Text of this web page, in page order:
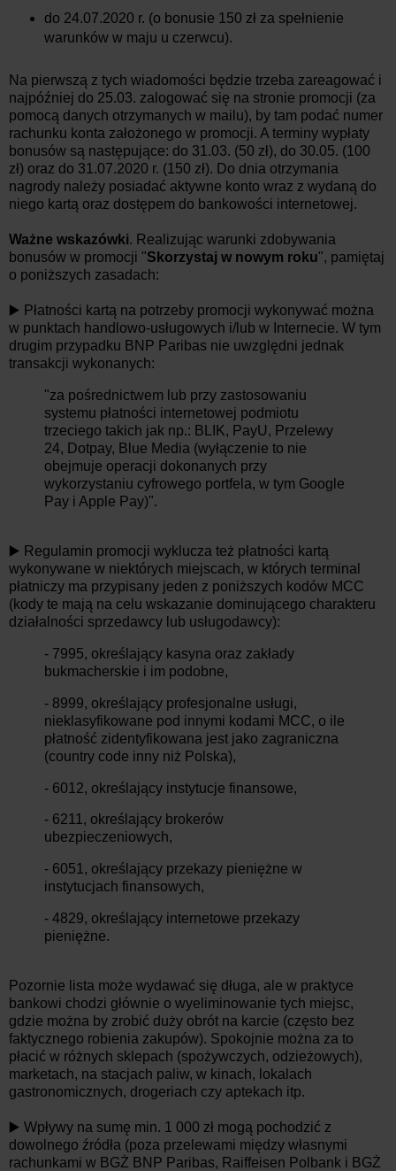
do 24.07.2020 r. (o bonusie 150 zł za spełnienie
warunków w maju u czerwcu).
Na pierwszą z tych wiadomości będzie trzeba zareagować i
najpóźniej do 25.03. zalogować się na stronie promocji (za
pomocą danych otrzymanych w mailu), by tam podać numer
rachunku konta założonego w promocji. A terminy wypłaty
bonusów są następujące: do 31.03. (50 zł), do 30.05. (100
zł) oraz do 31.07.2020 r. (150 zł). Do dnia otrzymania
nagrody należy posiadać aktywne konto wraz z wydaną do
niego kartą oraz dostępem do bankowości internetowej.
Ważne wskazówki. Realizując warunki zdobywania
bonusów w promocji "Skorzystaj w nowym roku", pamiętaj
o poniższych zasadach:
▶️ Płatności kartą na potrzeby promocji wykonywać można
w punktach handlowo-usługowych i/lub w Internecie. W tym
drugim przypadku BNP Paribas nie uwzględni jednak
transakcji wykonanych:
"za pośrednictwem lub przy zastosowaniu
systemu płatności internetowej podmiotu
trzeciego takich jak np.: BLIK, PayU, Przelewy
24, Dotpay, Blue Media (wyłączenie to nie
obejmuje operacji dokonanych przy
wykorzystaniu cyfrowego portfela, w tym Google
Pay i Apple Pay)".
▶️ Regulamin promocji wyklucza też płatności kartą
wykonywane w niektórych miejscach, w których terminal
płatniczy ma przypisany jeden z poniższych kodów MCC
(kody te mają na celu wskazanie dominującego charakteru
działalności sprzedawcy lub usługodawcy):
- 7995, określający kasyna oraz zakłady
bukmacherskie i im podobne,
- 8999, określający profesjonalne usługi,
nieklasyfikowane pod innymi kodami MCC, o ile
płatność zidentyfikowana jest jako zagraniczna
(country code inny niż Polska),
- 6012, określający instytucje finansowe,
- 6211, określający brokerów
ubezpieczeniowych,
- 6051, określający przekazy pieniężne w
instytucjach finansowych,
- 4829, określający internetowe przekazy
pieniężne.
Pozornie lista może wydawać się długa, ale w praktyce
bankowi chodzi głównie o wyeliminowanie tych miejsc,
gdzie można by zrobić duży obrót na karcie (często bez
faktycznego robienia zakupów). Spokojnie można za to
płacić w różnych sklepach (spożywczych, odzieżowych),
marketach, na stacjach paliw, w kinach, lokalach
gastronomicznych, drogeriach czy aptekach itp.
▶️ Wpływy na sumę min. 1 000 zł mogą pochodzić z
dowolnego źródła (poza przelewami między własnymi
rachunkami w BGŻ BNP Paribas, Raiffeisen Polbank i BGŻ